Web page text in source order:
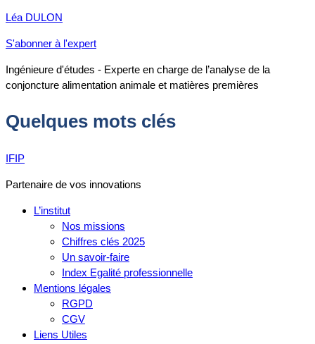
Léa DULON
S'abonner à l'expert
Ingénieure d'études - Experte en charge de l’analyse de la
conjoncture alimentation animale et matières premières
Quelques mots clés
IFIP
Partenaire de vos innovations
L’institut
Nos missions
Chiffres clés 2025
Un savoir-faire
Index Egalité professionnelle
Mentions légales
RGPD
CGV
Liens Utiles